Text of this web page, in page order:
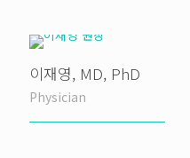
이재영, MD, PhD
Physician